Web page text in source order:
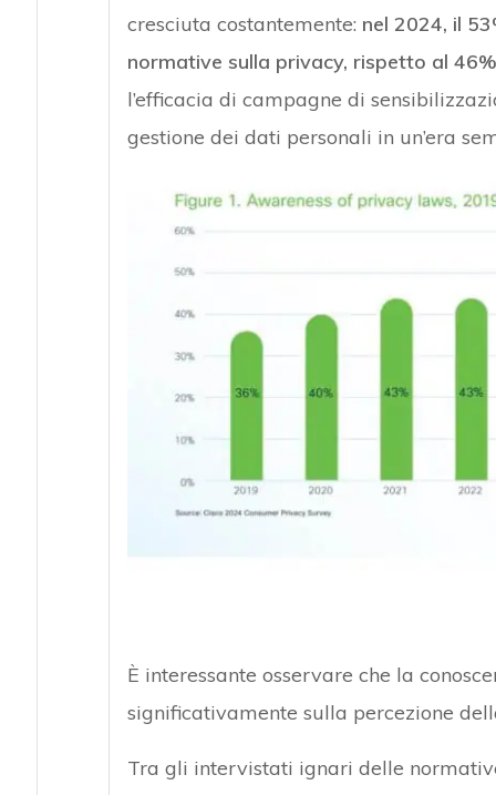
cresciuta costantemente: nel 2024, il
normative sulla privacy, rispetto al
l’efficacia di campagne di
gestione dei dati personali in un’era
È interessante osservare che la
significativamente sulla percezione
Tra gli intervistati ignari delle